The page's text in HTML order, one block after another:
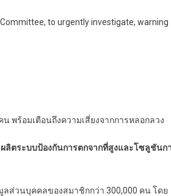
to urgently investigate, warning
พร้อมเตือนถึงความเสี่ยงจากการหลอกลวง
ตระบบป้องกันการตกจากที่สูงและโซลูชันก
ลส่วนบุคคลของสมาชิกกว่า 300,000 คน โดย